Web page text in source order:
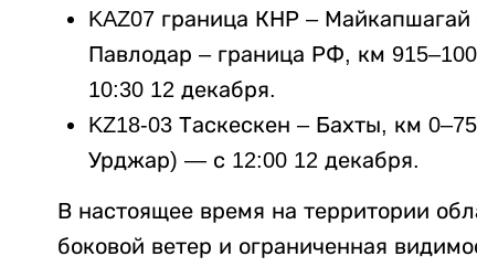
KAZ07 граница КНР –
Павлодар – граница РФ, км
10:30 12 декабря.
KZ18-03 Таскескен – Бахты, км
Урджар) — с 12:00 12 декабря.
В настоящее время на территории
боковой ветер и ограниченная